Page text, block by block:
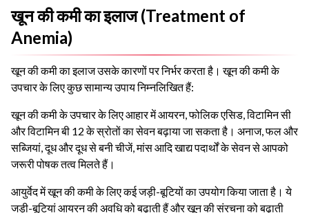
खून की कमी का इलाज (Treatment of
Anemia)
खून की कमी का इलाज उसके कारणों पर निर्भर करता है। खून की कमी के
उपचार के लिए कुछ सामान्य उपाय निम्नलिखित हैं:
खून की कमी के उपचार के लिए आहार में आयरन, फोलिक एसिड, विटामिन सी
और विटामिन बी 12 के स्रोतों का सेवन बढ़ाया जा सकता है। अनाज, फल और
सब्जियां, दूध और दूध से बनी चीजें, मांस आदि खाद्य पदार्थों के सेवन से आपको
जरूरी पोषक तत्व मिलते हैं।
आयुर्वेद में खून की कमी के लिए कई जड़ी-बूटियों का उपयोग किया जाता है। ये
जड़ी-बूटियां आयरन की अवधि को बढ़ाती हैं और खून की संरचना को बढ़ाती